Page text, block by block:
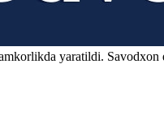
yaratildi. Savodxon